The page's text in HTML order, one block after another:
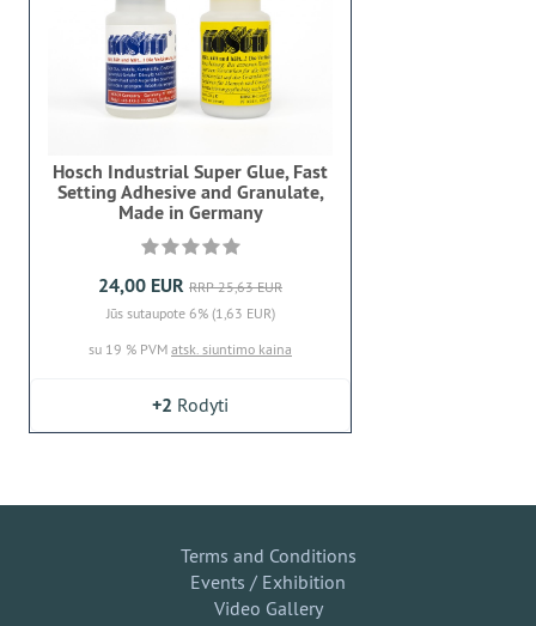
Hosch Industrial Super Glue, Fast
Setting Adhesive and Granulate,
Made in Germany
24,00 EUR RRP 25,63 EUR
Jūs sutaupote 6% (1,63 EUR)
su 19 % PVM atsk. siuntimo kaina
+2 Rodyti
Terms and Conditions
Events / Exhibition
Video Gallery